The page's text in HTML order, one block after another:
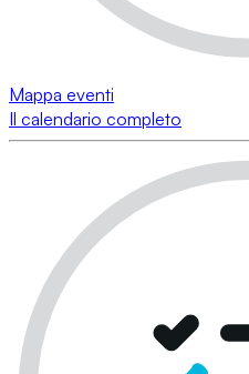
Mappa eventi
Il calendario completo